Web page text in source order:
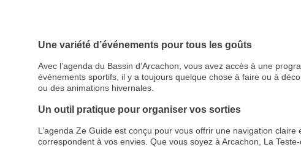
Une variété d’événements pour tous les goûts
Avec l’agenda du Bassin d’Arcachon, vous avez accès à une
événements sportifs, il y a toujours quelque chose à faire ou à
ou des animations hivernales.
Un outil pratique pour organiser vos sorties
L’agenda Ze Guide est conçu pour vous offrir une navigation
correspondent à vos envies. Que vous soyez à Arcachon, La